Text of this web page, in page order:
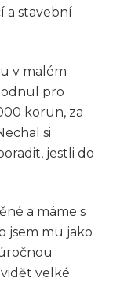
a stavební
v malém
pro
korun, za
si
jestli do
a máme s
jsem mu jako
velké